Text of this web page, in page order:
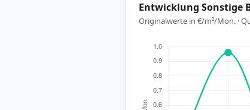
Entwicklung Sonstige
Originalwerte in €/m²/Mon. ·